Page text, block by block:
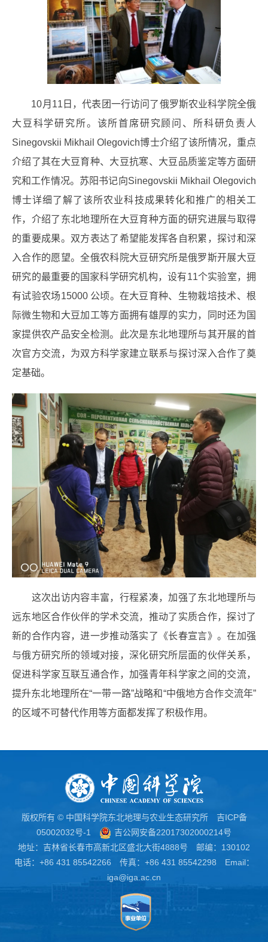
10月11日，代表团一行访问了俄罗斯农业科学院全俄
大豆科学研究所。该所首席研究顾问、所科研负责人
Sinegovskii Mikhail Olegovich博士介绍了该所情况，重点
介绍了其在大豆育种、大豆抗寒、大豆品质鉴定等方面研
究和工作情况。苏阳书记向Sinegovskii Mikhail Olegovich
博士详细了解了该所农业科技成果转化和推广的相关工
作，介绍了东北地理所在大豆育种方面的研究进展与取得
的重要成果。双方表达了希望能发挥各自积累，探讨和深
入合作的愿望。全俄农科院大豆研究所是俄罗斯开展大豆
研究的最重要的国家科学研究机构，设有11个实验室，拥
有试验农场15000 公顷。在大豆育种、生物栽培技术、根
际微生物和大豆加工等方面拥有雄厚的实力，同时还为国
家提供农产品安全检测。此次是东北地理所与其开展的首
次官方交流，为双方科学家建立联系与探讨深入合作了奠
定基础。
这次出访内容丰富，行程紧凑，加强了东北地理所与
远东地区合作伙伴的学术交流，推动了实质合作，探讨了
新的合作内容，进一步推动落实了《长春宣言》。在加强
与俄方研究所的领域对接，深化研究所层面的伙伴关系，
促进科学家互联互通合作，加强青年科学家之间的交流，
提升东北地理所在“一带一路”战略和“中俄地方合作交流年”
的区域不可替代作用等方面都发挥了积极作用。
版权所有 © 中国科学院东北地理与农业生态研究所 吉ICP备
05002032号-1
吉公网安备22017302000214号
地址：吉林省长春市高新北区盛北大街4888号 邮编：130102
电话：+86 431 85542266 传真：+86 431 85542298 Email：
iga@iga.ac.cn